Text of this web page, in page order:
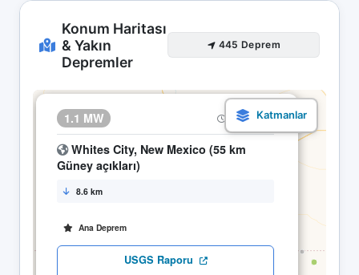
Konum Haritası
& Yakın
Depremler
445 Deprem
1.1 MW 25.04 09:49
Whites City, New Mexico (55 km
Güney açıkları)
8.6 km
Ana Deprem
USGS Raporu
×